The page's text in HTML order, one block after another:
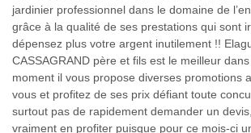
jardinier professionnel dans le domaine de
grâce à la qualité de ses prestations qui sont
dépensez plus votre argent inutilement !!
CASSAGRAND père et fils est le meilleur
moment il vous propose diverses promotions
vous et profitez de ses prix défiant toute
surtout pas de rapidement demander un
vraiment en profiter puisque pour ce mois-ci